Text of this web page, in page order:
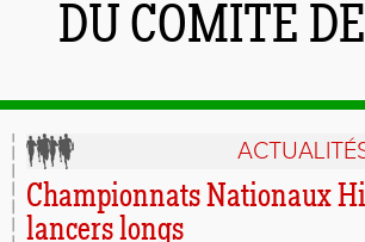
DU COMITE
Championnats Nationaux
lancers longs